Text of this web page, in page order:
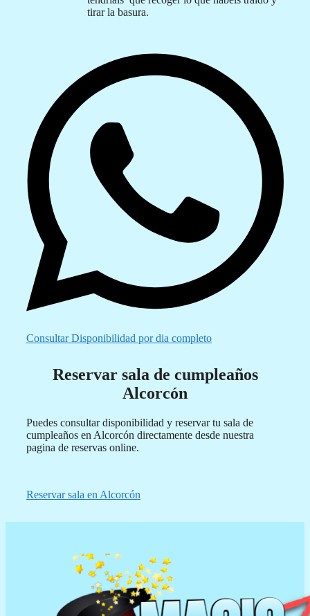
tirar la basura.
Consultar Disponibilidad por dia completo
Reservar sala de cumpleaños
Alcorcón
Puedes consultar disponibilidad y reservar tu sala de
cumpleaños en Alcorcón directamente desde nuestra
pagina de reservas online.
Reservar sala en Alcorcón